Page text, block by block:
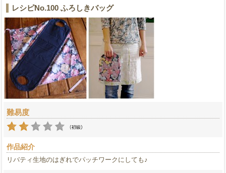
レシピNo.100 ふろしきバッグ
難易度
作品紹介
リバティ生地のはぎれでパッチワークにしても♪